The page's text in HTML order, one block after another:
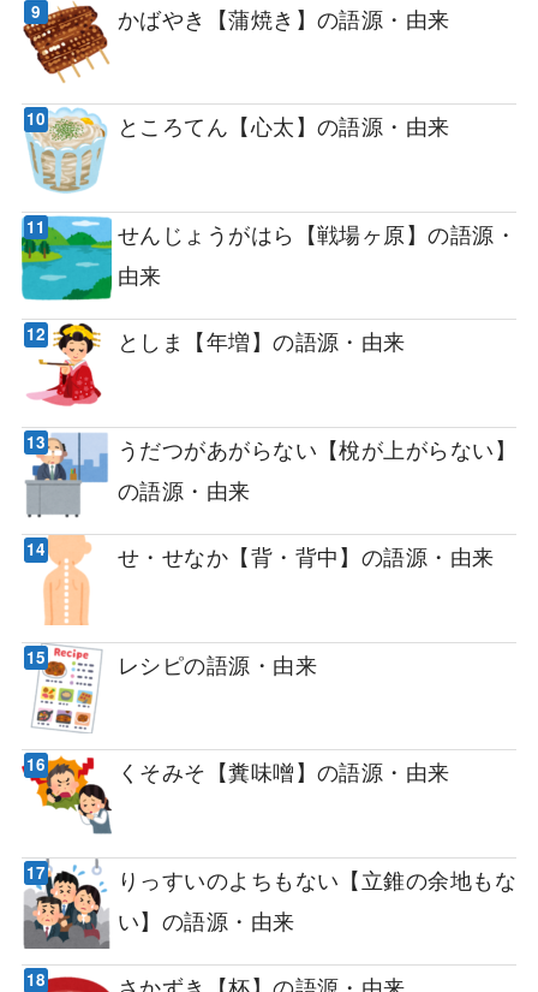
かばやき【蒲焼き】の語源・由来
ところてん【心太】の語源・由来
せんじょうがはら【戦場ヶ原】の語源・
由来
としま【年増】の語源・由来
うだつがあがらない【梲が上がらない】
の語源・由来
せ・せなか【背・背中】の語源・由来
レシピの語源・由来
くそみそ【糞味噌】の語源・由来
りっすいのよちもない【立錐の余地もな
い】の語源・由来